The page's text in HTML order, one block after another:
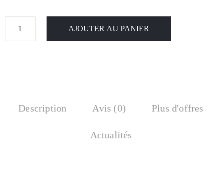
AJOUTER AU PANIER
Description Avis (0) Plus d'offres
Actualités